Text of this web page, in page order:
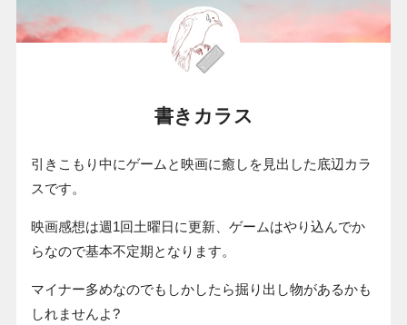
書きカラス
引きこもり中にゲームと映画に癒しを見出した底辺カラ
スです。
映画感想は週1回土曜日に更新、ゲームはやり込んでか
らなので基本不定期となります。
マイナー多めなのでもしかしたら掘り出し物があるかも
しれませんよ?